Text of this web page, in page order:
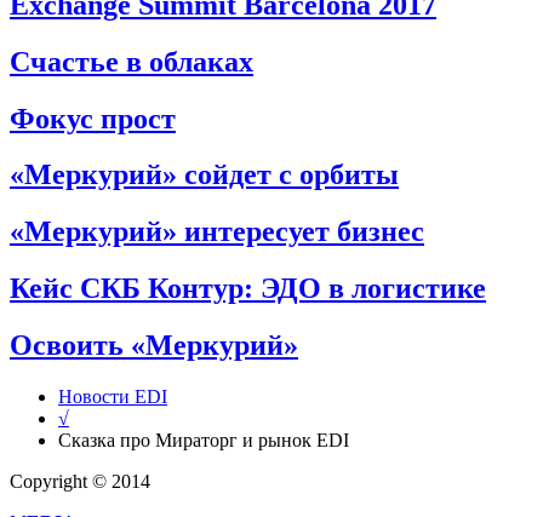
Счастье в облаках
Фокус прост
«Меркурий» сойдет с орбиты
«Меркурий» интересует бизнес
Кейс СКБ Контур: ЭДО в логистике
Освоить «Меркурий»
Новости EDI
√
Сказка про Мираторг и рынок EDI
Copyright © 2014